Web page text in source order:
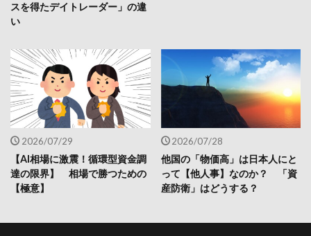
スを得たデイトレーダー」の違
い
2026/07/29
【AI相場に激震！循環型資金調
達の限界】 相場で勝つための
【極意】
2026/07/28
他国の「物価高」は日本人にと
って【他人事】なのか？ 「資
産防衛」はどうする？